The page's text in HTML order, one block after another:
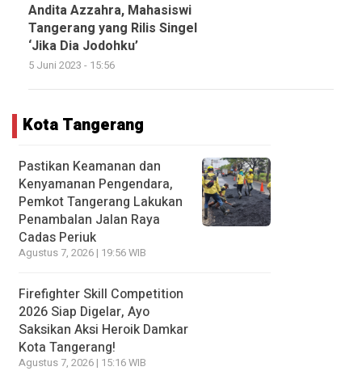
Andita Azzahra, Mahasiswi
Tangerang yang Rilis Singel
‘Jika Dia Jodohku’
5 Juni 2023 - 15:56
Kota Tangerang
Pastikan Keamanan dan
Kenyamanan Pengendara,
Pemkot Tangerang Lakukan
Penambalan Jalan Raya
Cadas Periuk
Agustus 7, 2026 | 19:56 WIB
Firefighter Skill Competition
2026 Siap Digelar, Ayo
Saksikan Aksi Heroik Damkar
Kota Tangerang!
Agustus 7, 2026 | 15:16 WIB